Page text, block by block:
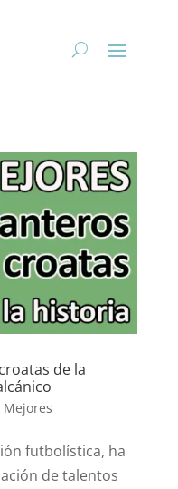
de la
Mejores
futbolística, ha
de talentos